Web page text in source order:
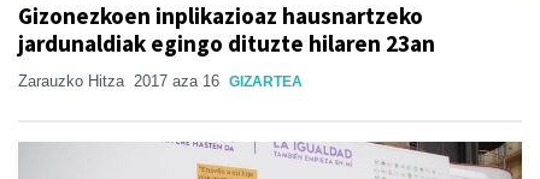
Gizonezkoen inplikazioaz hausnartzeko
jardunaldiak egingo dituzte hilaren 23an
Zarauzko Hitza 2017 aza 16 GIZARTEA